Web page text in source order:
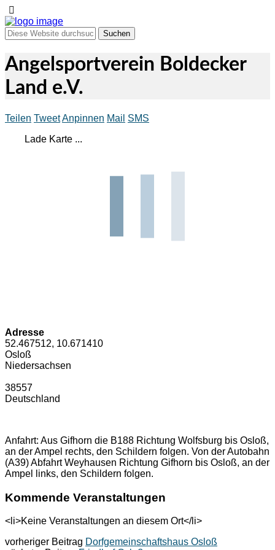
Angelsportverein Boldecker
Land e.V.
Teilen TweetAnpinnen Mail SMS
Lade Karte ...
Adresse
52.467512, 10.671410
Osloß
Niedersachsen
38557
Deutschland
Anfahrt: Aus Gifhorn die B188 Richtung Wolfsburg bis Osloß,
an der Ampel rechts, den Schildern folgen. Von der Autobahn
(A39) Abfahrt Weyhausen Richtung Gifhorn bis Osloß, an der
Ampel links, den Schildern folgen.
Kommende Veranstaltungen
<li>Keine Veranstaltungen an diesem Ort</li>
vorheriger Beitrag Dorfgemeinschaftshaus Osloß